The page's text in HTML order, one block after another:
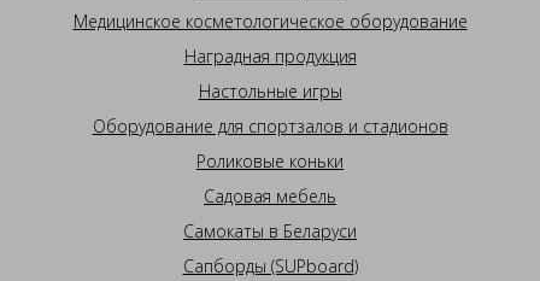
Медицинское косметологическое оборудование
Наградная продукция
Настольные игры
Оборудование для спортзалов и стадионов
Роликовые коньки
Садовая мебель
Самокаты в Беларуси
Сапборды (SUPboard)